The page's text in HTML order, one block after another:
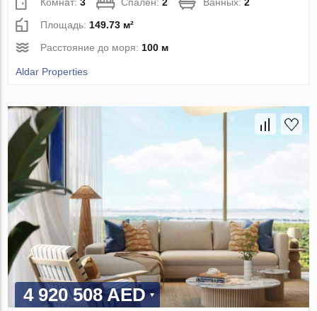
Площадь: 149.73 м²
Расстояние до моря: 100 м
Aldar Properties
4 920 508 AED